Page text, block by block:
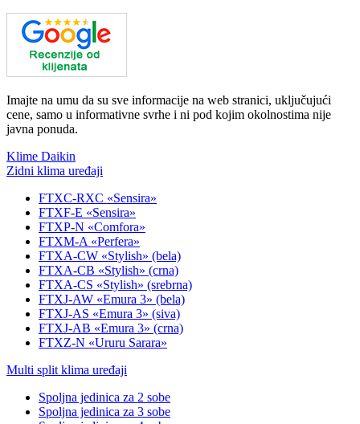
Imajte na umu da su sve informacije na web stranici, uključujući
cene, samo u informativne svrhe i ni pod kojim okolnostima nije
javna ponuda.
Klime Daikin
Zidni klima uređaji
FTXC-RXC «Sensira»
FTXF-E «Sensira»
FTXP-N «Comfora»
FTXM-A «Perfera»
FTXA-CW «Stylish» (bela)
FTXA-CB «Stylish» (crna)
FTXA-CS «Stylish» (srebrna)
FTXJ-AW «Emura 3» (bela)
FTXJ-AS «Emura 3» (siva)
FTXJ-AB «Emura 3» (crna)
FTXZ-N «Ururu Sarara»
Multi split klima uređaji
Spoljna jedinica za 2 sobe
Spoljna jedinica za 3 sobe